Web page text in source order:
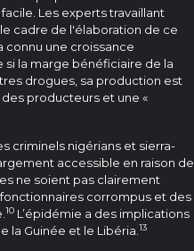
Les experts travaillant
cadre de l'élaboration de ce
connu une croissance
si la marge bénéficiaire de la
drogues, sa production est
producteurs et une «
criminels nigérians et sierra-
accessible en raison de
ne soient pas clairement
corrompus et des
10 L’épidémie a des implications
la Guinée et le Libéria. 13